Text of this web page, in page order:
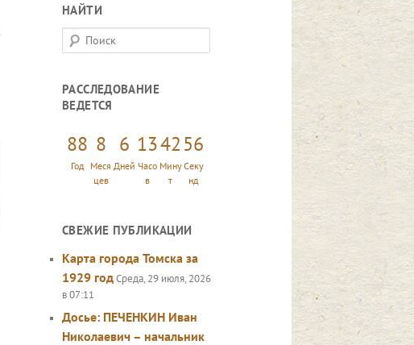
НАЙТИ
П
о
с
к
РАССЛЕДОВАНИЕ
ВЕДЕТСЯ
88
Год
8
Меся
цев
6
Дней
13
Часо
в
42
Мину
т
57
Секу
нд
СВЕЖИЕ ПУБЛИКАЦИИ
Карта города Томска за
1929 годСреда, 29 июля, 2026
в 07:11
Досье: ПЕЧЕНКИН Иван
Николаевич – начальник